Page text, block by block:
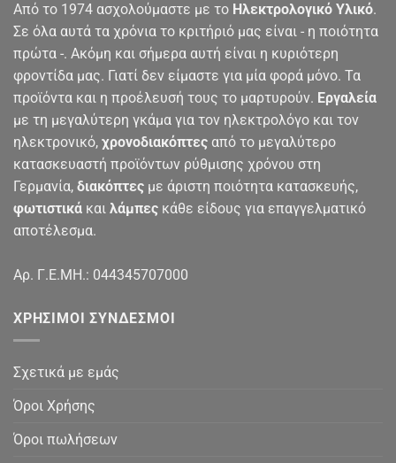
Από το 1974 ασχολούμαστε με το Ηλεκτρολογικό Υλικό.
Σε όλα αυτά τα χρόνια το κριτήριό μας είναι - η ποιότητα
πρώτα -. Ακόμη και σήμερα αυτή είναι η κυριότερη
φροντίδα μας. Γιατί δεν είμαστε για μία φορά μόνο. Τα
προϊόντα και η προέλευσή τους το μαρτυρούν. Εργαλεία
με τη μεγαλύτερη γκάμα για τον ηλεκτρολόγο και τον
ηλεκτρονικό, χρονοδιακόπτες από το μεγαλύτερο
κατασκευαστή προϊόντων ρύθμισης χρόνου στη
Γερμανία, διακόπτες με άριστη ποιότητα κατασκευής,
φωτιστικά και λάμπες κάθε είδους για επαγγελματικό
αποτέλεσμα.
Αρ. Γ.Ε.ΜΗ.: 044345707000
ΧΡΉΣΙΜΟΙ ΣΎΝΔΕΣΜΟΙ
Σχετικά με εμάς
Όροι Χρήσης
Όροι πωλήσεων